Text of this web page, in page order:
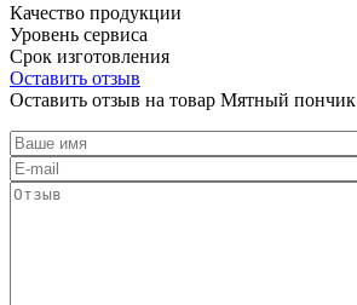
Качество продукции
Уровень сервиса
Срок изготовления
Оставить отзыв
Оставить отзыв на товар Мятный пончик